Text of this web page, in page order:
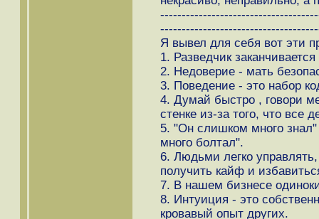
Я вывел для себя вот эти
1. Разведчик заканчивается
2. Недоверие - мать
3. Поведение - это набор
4. Думай быстро , говори
стенке из-за того, что все
5. "Он слишком много
много болтал".
6. Людьми легко
получить кайф и
7. В нашем бизнесе
8. Интуиция - это
кровавый опыт других.